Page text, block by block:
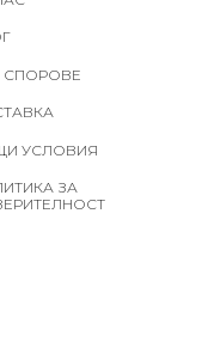
СПОРОВЕ
УСЛОВИЯ
ЗА